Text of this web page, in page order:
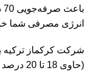
انرژی مصرفی شما